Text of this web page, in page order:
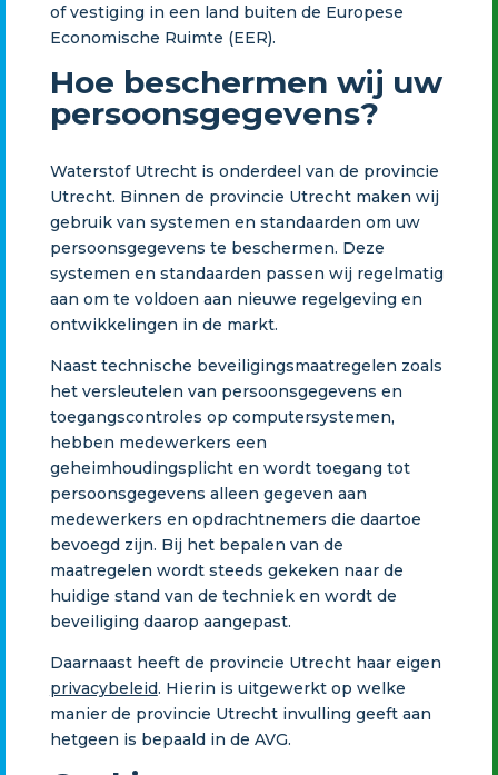
of vestiging in een land buiten de Europese
Economische Ruimte (EER).
Hoe beschermen wij uw
persoonsgegevens?
Waterstof Utrecht is onderdeel van de provincie
Utrecht. Binnen de provincie Utrecht maken wij
gebruik van systemen en standaarden om uw
persoonsgegevens te beschermen. Deze
systemen en standaarden passen wij regelmatig
aan om te voldoen aan nieuwe regelgeving en
ontwikkelingen in de markt.
Naast technische beveiligingsmaatregelen zoals
het versleutelen van persoonsgegevens en
toegangscontroles op computersystemen,
hebben medewerkers een
geheimhoudingsplicht en wordt toegang tot
persoonsgegevens alleen gegeven aan
medewerkers en opdrachtnemers die daartoe
bevoegd zijn. Bij het bepalen van de
maatregelen wordt steeds gekeken naar de
huidige stand van de techniek en wordt de
beveiliging daarop aangepast.
Daarnaast heeft de provincie Utrecht haar eigen
privacybeleid. Hierin is uitgewerkt op welke
manier de provincie Utrecht invulling geeft aan
hetgeen is bepaald in de AVG.